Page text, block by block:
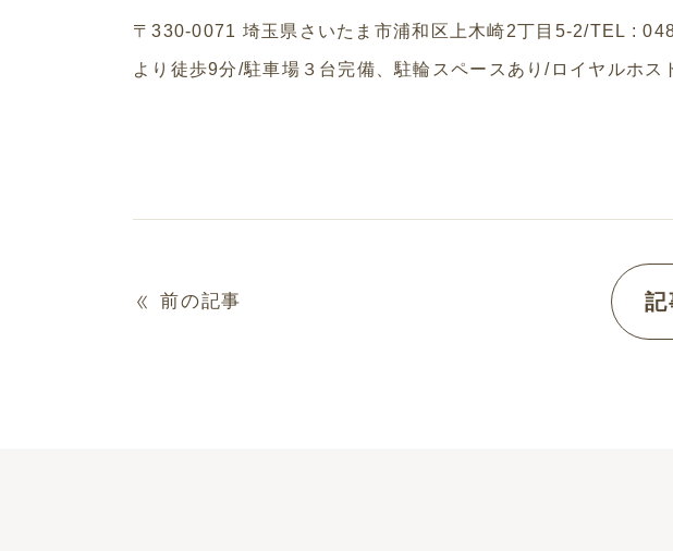
〒330-0071 埼玉県さいたま市浦和区上木崎2丁目 5-2/TEL :
より徒歩9分/駐車場３台完備、駐輪スペースあり/ ロイヤルホス
前の記事 記